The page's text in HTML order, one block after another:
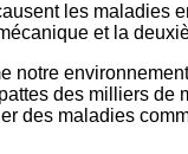
les maladies
et la
notre
des milliers de
des maladies